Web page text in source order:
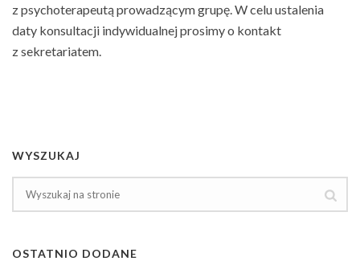
z psychoterapeutą prowadzącym grupę. W celu ustalenia
daty konsultacji indywidualnej prosimy o kontakt
z sekretariatem.
WYSZUKAJ
OSTATNIO DODANE